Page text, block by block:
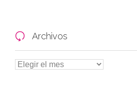
 Archivos